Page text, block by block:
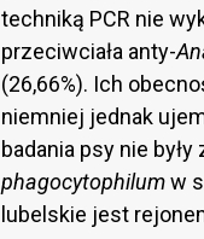
techniką PCR nie
przeciwciała anty-
(26,66%). Ich
niemniej jednak
badania psy nie były
phagocytophilumw
lubelskie jest